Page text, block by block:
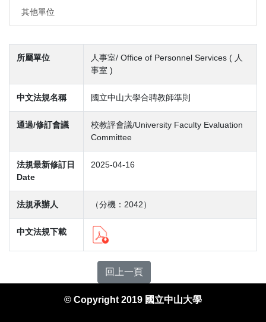
其他單位
所屬單位
人事室/ Office of Personnel Services ( 人
事室 )
中文法規名稱 國立中山大學合聘教師準則
通過/修訂會議
校教評會議/University Faculty Evaluation
Committee
法規最新修訂日
Date
2025-04-16
法規承辦人 （分機：2042）
中文法規下載
回上一頁
© Copyright 2019 國立中山大學